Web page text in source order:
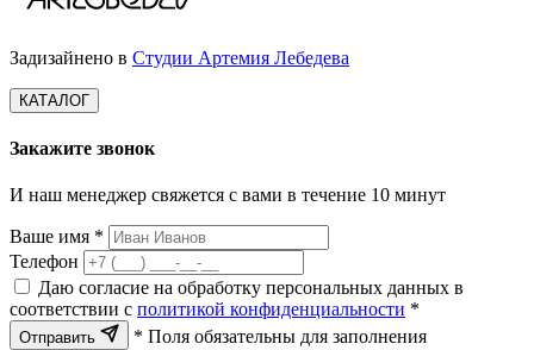
Задизайнено в Студии Артемия Лебедева
КАТАЛОГ
Закажите звонок
И наш менеджер свяжется с вами в течение 10 минут
Ваше имя *
Телефон
Даю согласие на обработку персональных данных в
соответствии с политикой конфиденциальности *
Отправить
* Поля обязательны для заполнения